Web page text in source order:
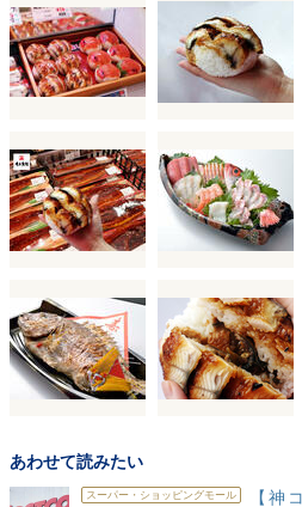
あわせて読みたい
スーパー・ショッピングモール
【神